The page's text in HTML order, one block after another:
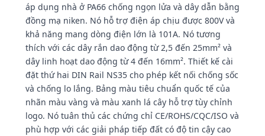
áp dụng nhà ở PA66 chống ngọn lửa và dây dẫn bằng
đồng mạ niken. Nó hỗ trợ điện áp chịu được 800V và
khả năng mang dòng điện lớn là 101A. Nó tương
thích với các dây rắn dao động từ 2,5 đến 25mm² và
dây linh hoạt dao động từ 4 đến 16mm². Thiết kế cài
đặt thứ hai DIN Rail NS35 cho phép kết nối chống sốc
và chống lo lắng. Bảng màu tiêu chuẩn quốc tế của
nhãn màu vàng và màu xanh lá cây hỗ trợ tùy chỉnh
logo. Nó tuân thủ các chứng chỉ CE/ROHS/CQC/ISO và
phù hợp với các giải pháp tiếp đất có độ tin cậy cao